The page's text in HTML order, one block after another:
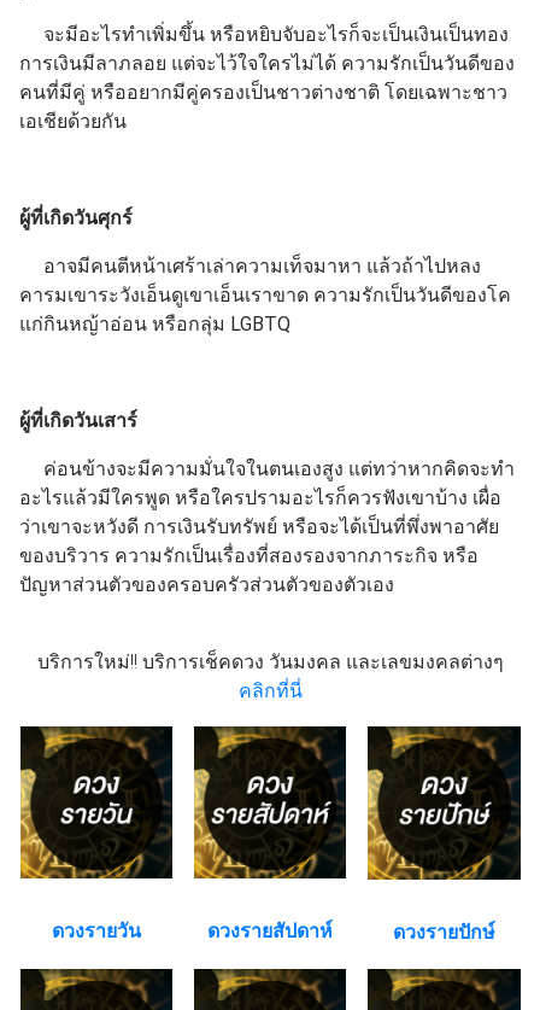
จะมีอะไรทำเพิ่มขึ้น หรือหยิบจับอะไรก็จะเป็นเงินเป็นทอง
การเงินมีลาภลอย แต่จะไว้ใจใครไม่ได้ ความรักเป็นวันดีของ
คนที่มีคู่ หรืออยากมีคู่ครองเป็นชาวต่างชาติ โดยเฉพาะชาว
เอเชียด้วยกัน
ผู้ที่เกิดวันศุกร์
อาจมีคนตีหน้าเศร้าเล่าความเท็จมาหา แล้วถ้าไปหลง
คารมเขาระวังเอ็นดูเขาเอ็นเราขาด ความรักเป็นวันดีของโค
แก่กินหญ้าอ่อน หรือกลุ่ม LGBTQ
ผู้ที่เกิดวันเสาร์
ค่อนข้างจะมีความมั่นใจในตนเองสูง แต่ทว่าหากคิดจะทำ
อะไรแล้วมีใครพูด หรือใครปรามอะไรก็ควรฟังเขาบ้าง เผื่อ
ว่าเขาจะหวังดี การเงินรับทรัพย์ หรือจะได้เป็นที่พึ่งพาอาศัย
ของบริวาร ความรักเป็นเรื่องที่สองรองจากภาระกิจ หรือ
ปัญหาส่วนตัวของครอบครัวส่วนตัวของตัวเอง
บริการใหม่!! บริการเช็คดวง วันมงคล และเลขมงคลต่างๆ
คลิกที่นี่
ดวงรายวัน ดวงรายสัปดาห์ ดวงรายปักษ์